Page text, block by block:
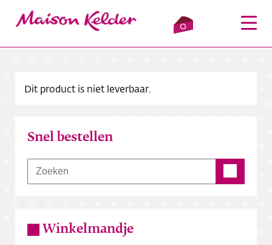
0
Verkooppunten
Bezorging
Dit product is niet leverbaar.
Snel bestellen
Winkelmandje